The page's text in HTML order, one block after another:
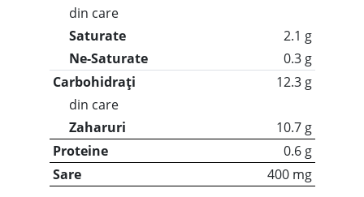
din care
Saturate
2.1 g
Ne-Saturate
0.3 g
Carbohidrați
12.3 g
din care
Zaharuri
10.7 g
Proteine
0.6 g
Sare
400 mg